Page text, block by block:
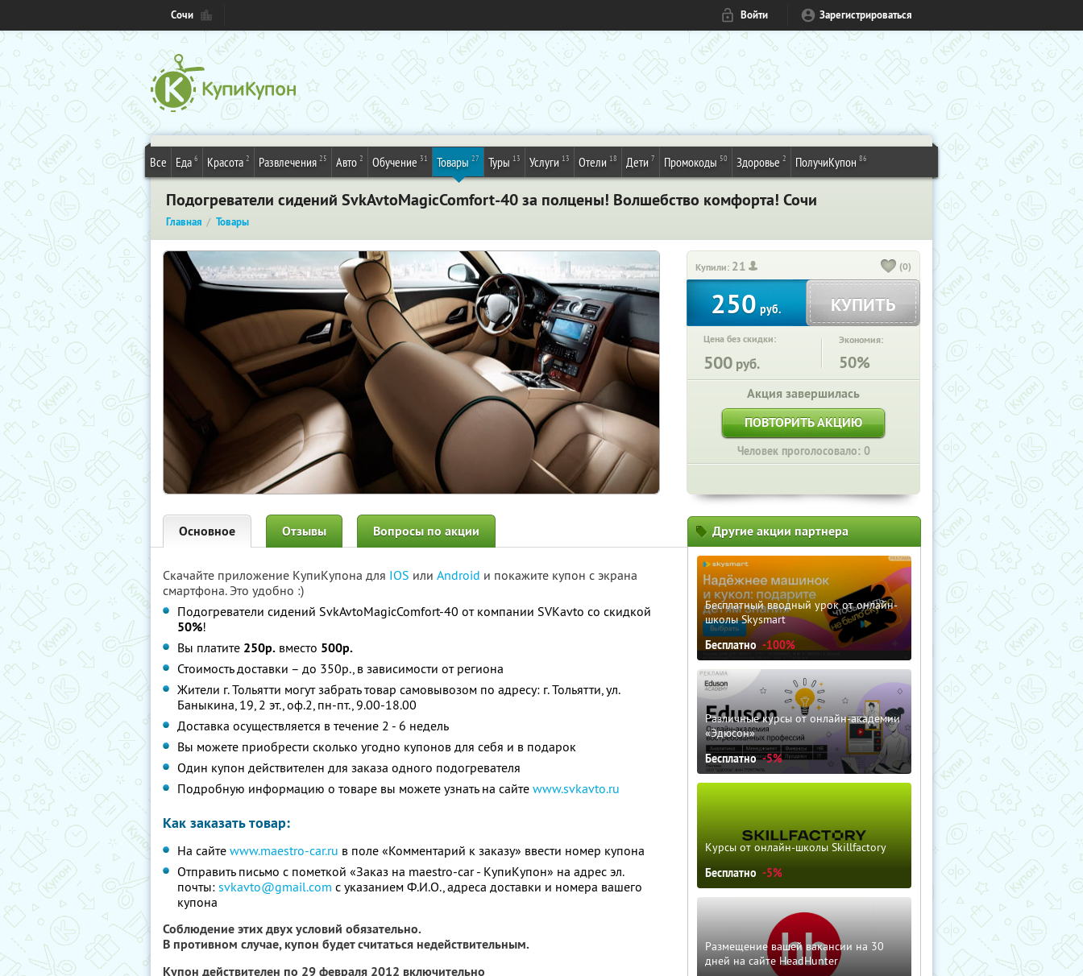
Сочи Войти Зарегистрироваться
Все Еда 6 Красота 2 Развлечения 25 Авто 2 Обучение 31 Товары 27 Туры 13 Услуги 13 Отели 18 Дети 7 Промокоды 50 Здоровье 2 ПолучиКупон 86
Подогреватели сидений SvkAvtoMagicComfort-40 за полцены! Волшебство комфорта! Сочи
Главная Товары
Купили: 21 (0)
250 руб. КУПИТЬ
Цена без скидки:
500 руб.
Экономия:
50%
Акция завершилась
ПОВТОРИТЬ АКЦИЮ
Человек проголосовало: 0
Основное Отзывы Вопросы по акции
Скачайте приложение КупиКупона для IOS или Android и покажите купон с экрана
смартфона. Это удобно :)
Подогреватели сидений SvkAvtoMagicComfort-40 от компании SVKavto со скидкой
50%!
Вы платите 250р. вместо 500р.
Стоимость доставки – до 350р., в зависимости от региона
Жители г. Тольятти могут забрать товар самовывозом по адресу: г. Тольятти, ул.
Баныкина, 19, 2 эт., оф.2, пн-пт., 9.00-18.00
Доставка осуществляется в течение 2 - 6 недель
Вы можете приобрести сколько угодно купонов для себя и в подарок
Один купон действителен для заказа одного подогревателя
Подробную информацию о товаре вы можете узнать на сайте www.svkavto.ru
Как заказать товар:
На сайте www.maestro-car.ru в поле «Комментарий к заказу» ввести номер купона
Отправить письмо с пометкой «Заказ на maestro-car - КупиКупон» на адрес эл.
почты: svkavto@gmail.com с указанием Ф.И.О., адреса доставки и номера вашего
купона
Соблюдение этих двух условий обязательно.
В противном случае, купон будет считаться недействительным.
Купон действителен по 29 февраля 2012 включительно
Другие акции партнера
Бесплатный вводный урок от онлайн-
школы Skysmart
Бесплатно -100%
Различные курсы от онлайн-академии
«Эдюсон»
Бесплатно -5%
Курсы от онлайн-школы Skillfactory
Бесплатно -5%
Размещение вашей вакансии на 30
дней на сайте HeadHunter